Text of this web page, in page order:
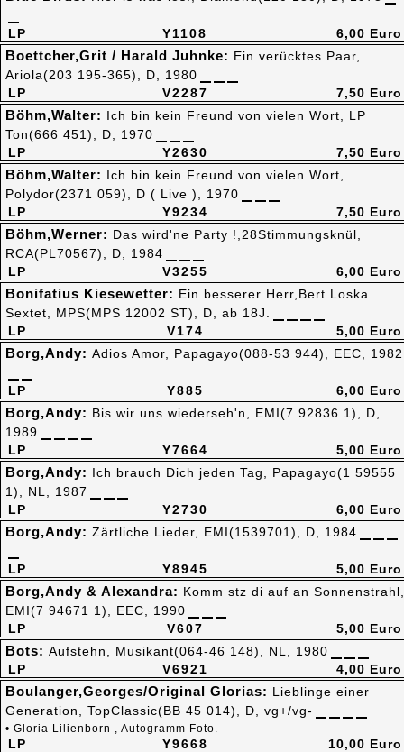
Y1108
LP 6,00 Euro
V2287
LP
Boettcher,Grit / Harald Juhnke: Ein verücktes Paar,
Ariola(203 195-365), D, 1980
7,50 Euro
Y2630
LP
Böhm,Walter: Ich bin kein Freund von vielen Wort, LP
Ton(666 451), D, 1970
7,50 Euro
Y9234
LP
Böhm,Walter: Ich bin kein Freund von vielen Wort,
Polydor(2371 059), D ( Live ), 1970
7,50 Euro
V3255
LP
Böhm,Werner: Das wird'ne Party !,28Stimmungsknül,
RCA(PL70567), D, 1984
6,00 Euro
V174
LP
Bonifatius Kiesewetter: Ein besserer Herr,Bert Loska
Sextet, MPS(MPS 12002 ST), D, ab 18J.
5,00 Euro
Y885
LP
Borg,Andy: Adios Amor, Papagayo(088-53 944), EEC, 1982
6,00 Euro
Y7664
LP
Borg,Andy: Bis wir uns wiederseh'n, EMI(7 92836 1), D,
1989
5,00 Euro
Y2730
LP
Borg,Andy: Ich brauch Dich jeden Tag, Papagayo(1 59555
1), NL, 1987
6,00 Euro
Y8945
LP
Borg,Andy: Zärtliche Lieder, EMI(1539701), D, 1984
5,00 Euro
V607
LP
Borg,Andy & Alexandra: Komm stz di auf an Sonnenstrahl,
EMI(7 94671 1), EEC, 1990
5,00 Euro
V6921
LP
Bots: Aufstehn, Musikant(064-46 148), NL, 1980
4,00 Euro
Y9668
LP
Boulanger,Georges/Original Glorias: Lieblinge einer
Generation, TopClassic(BB 45 014), D, vg+/vg-
• Gloria Lilienborn , Autogramm Foto.
10,00 Euro